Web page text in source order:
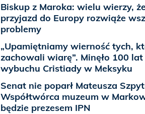
Biskup z Maroka: wielu wierzy,
przyjazd do Europy rozwiąże
problemy
„Upamiętniamy wierność tych,
zachowali wiarę”. Minęło 100 lat
wybuchu Cristiady w Meksyku
Senat nie poparł Mateusza
Współtwórca muzeum w
będzie prezesem IPN